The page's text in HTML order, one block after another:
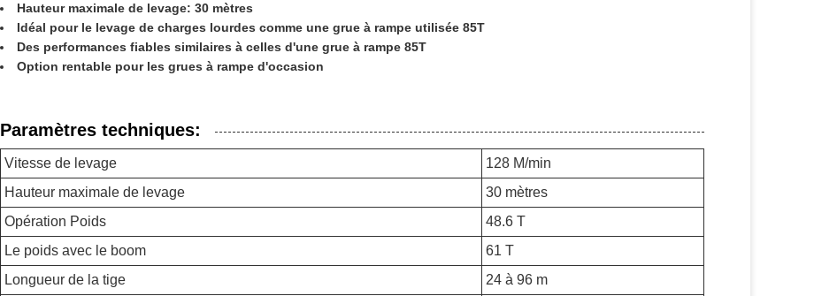
Hauteur maximale de levage: 30 mètres
Idéal pour le levage de charges lourdes comme une grue à rampe utilisée 85T
Des performances fiables similaires à celles d'une grue à rampe 85T
Option rentable pour les grues à rampe d'occasion
Paramètres techniques:
Vitesse de levage
128 M/min
Hauteur maximale de levage
30 mètres
Opération Poids
48.6 T
Le poids avec le boom
61 T
Longueur de la tige
24 à 96 m